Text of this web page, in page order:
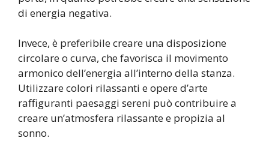
di energia negativa.
Invece, è preferibile creare una disposizione
circolare o curva, che favorisca il movimento
armonico dell’energia all’interno della stanza.
Utilizzare colori rilassanti e opere d’arte
raffiguranti paesaggi sereni può contribuire a
creare un’atmosfera rilassante e propizia al
sonno.